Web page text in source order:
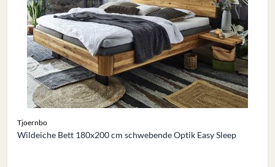
Tjoernbo
Wildeiche Bett 180x200 cm schwebende Optik Easy Sleep